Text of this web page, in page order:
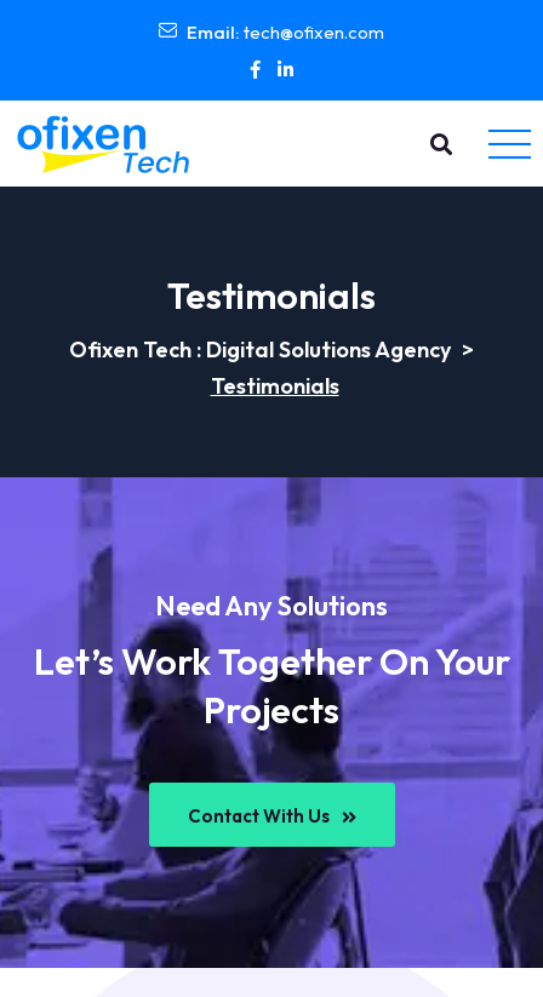
Email: tech@ofixen.com
Testimonials
Ofixen Tech : Digital Solutions Agency >
Testimonials
Need Any Solutions
Let’s Work Together On Your
Projects
Contact With Us